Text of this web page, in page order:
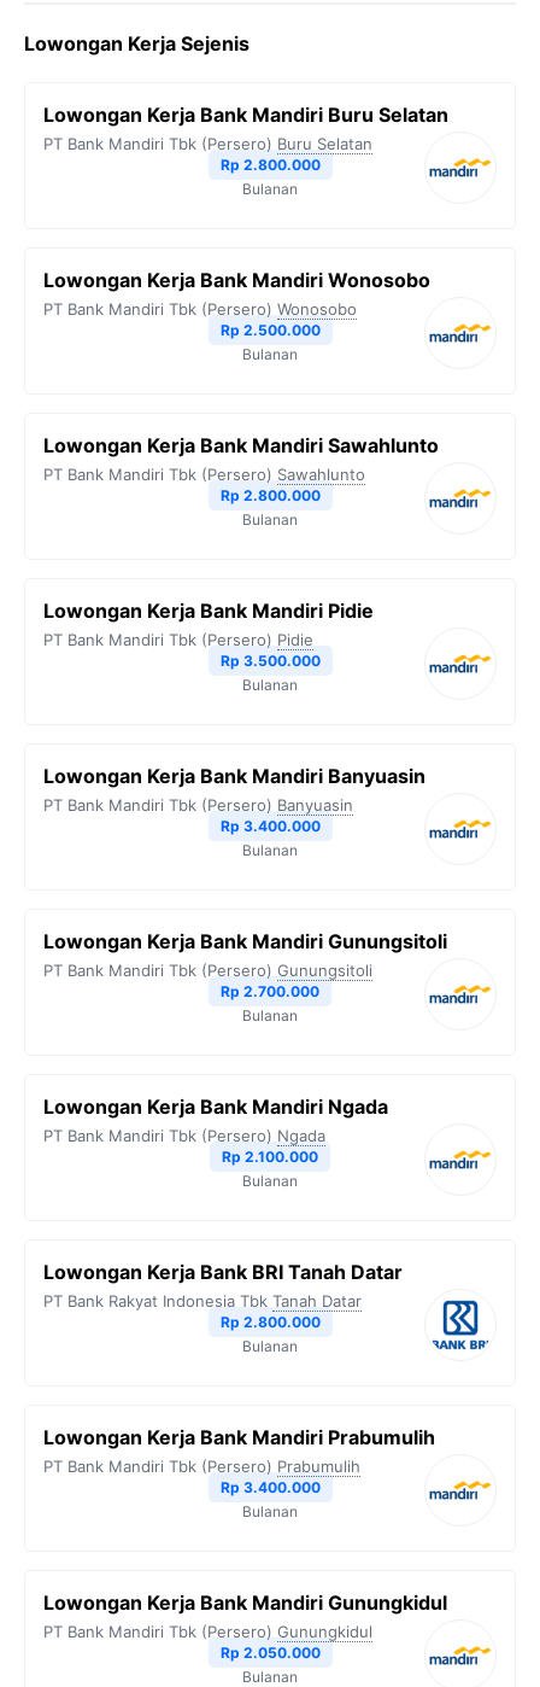
e
o
t
e
e
r
t
A
y
n
k
Lowongan Kerja Sejenis
Lowongan Kerja Bank Mandiri Buru Selatan
PT Bank Mandiri Tbk (Persero) Buru Selatan
Rp 2.800.000
Bulanan
Lowongan Kerja Bank Mandiri Wonosobo
PT Bank Mandiri Tbk (Persero) Wonosobo
Rp 2.500.000
Bulanan
Lowongan Kerja Bank Mandiri Sawahlunto
PT Bank Mandiri Tbk (Persero) Sawahlunto
Rp 2.800.000
Bulanan
Lowongan Kerja Bank Mandiri Pidie
PT Bank Mandiri Tbk (Persero) Pidie
Rp 3.500.000
Bulanan
Lowongan Kerja Bank Mandiri Banyuasin
PT Bank Mandiri Tbk (Persero) Banyuasin
Rp 3.400.000
Bulanan
Lowongan Kerja Bank Mandiri Gunungsitoli
PT Bank Mandiri Tbk (Persero) Gunungsitoli
Rp 2.700.000
Bulanan
Lowongan Kerja Bank Mandiri Ngada
PT Bank Mandiri Tbk (Persero) Ngada
Rp 2.100.000
Bulanan
Lowongan Kerja Bank BRI Tanah Datar
PT Bank Rakyat Indonesia Tbk Tanah Datar
Rp 2.800.000
Bulanan
Lowongan Kerja Bank Mandiri Prabumulih
PT Bank Mandiri Tbk (Persero) Prabumulih
Rp 3.400.000
Bulanan
Lowongan Kerja Bank Mandiri Gunungkidul
PT Bank Mandiri Tbk (Persero) Gunungkidul
Rp 2.050.000
Bulanan